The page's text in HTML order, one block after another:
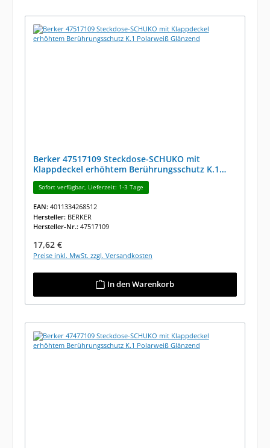
Berker 47517109 Steckdose-SCHUKO mit
Klappdeckel erhöhtem Berührungsschutz K.1
Polarweiß Glänzend
Sofort verfügbar, Lieferzeit: 1-3 Tage
EAN: 4011334268512
Hersteller: BERKER
Hersteller-Nr.: 47517109
Regulärer Preis:
17,62 €
Preise inkl. MwSt. zzgl. Versandkosten
In den Warenkorb